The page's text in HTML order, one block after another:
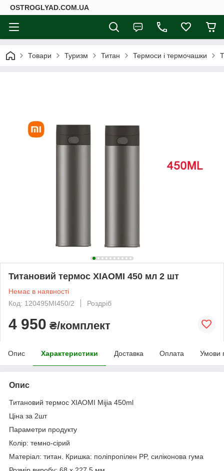
ОSTROGLYAD.СOM.UA
Товари Туризм Титан Термоси і термочашки
Титановий термос XIAOMI 450 мл 2 шт
Немає в наявності
Код: 120495MI450/2
Роздріб
4 950 ₴/комплект
Опис Характеристики Доставка Оплата Умови
Опис
Титановий термос XIAOMI Mijia 450ml
Ціна за 2шт
Параметри продукту
Колір: темно-сірий
Матеріал: титан. Кришка: поліпропілен PP, силіконова гума